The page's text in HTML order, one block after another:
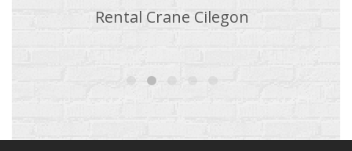
Rental Crane Cilegon